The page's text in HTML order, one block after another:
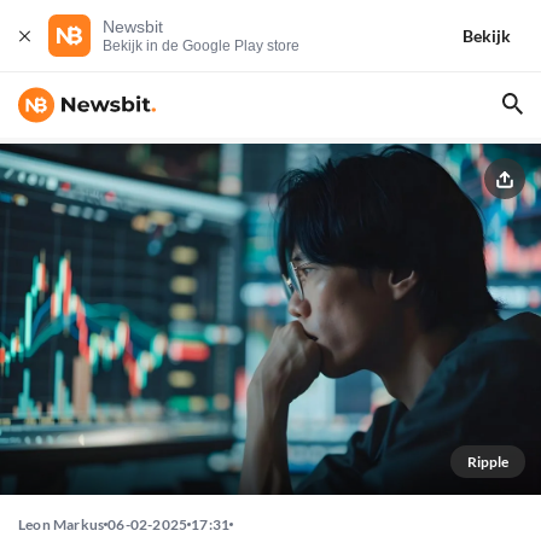
Newsbit
Bekijk in de Google Play store
Bekijk
Ripple
Leon Markus 06-02-2025 17:31